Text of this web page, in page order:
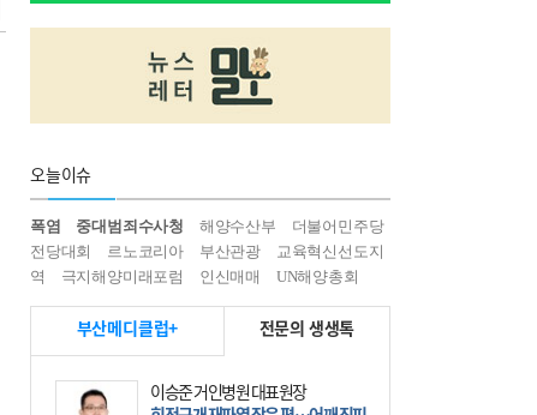
오늘이슈
폭염 중대범죄수사청 해양수산부
더불어민주당
전당대회
르노코리아 부산관광
교육혁신선도지
역
극지해양미래포럼 인신매매 UN해양총회
부산메디클럽+ 전문의 생생톡
이승준 거인병원 대표원장